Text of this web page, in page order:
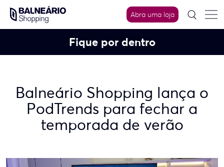
content
Abra uma loja
Fique por dentro
Balneário Shopping lança o
PodTrends para fechar a
temporada de verão